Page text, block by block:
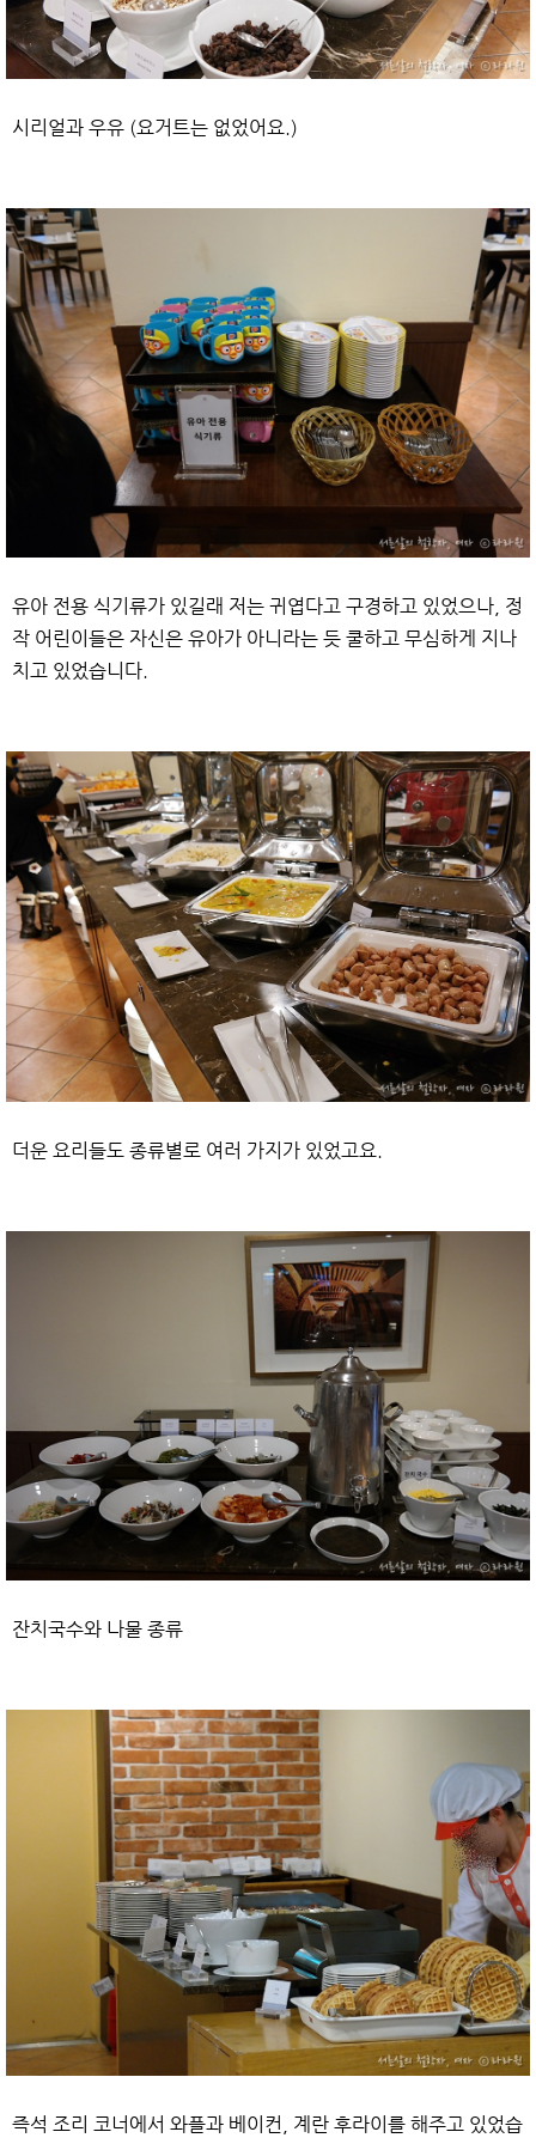
시리얼과 우유 (요거트는 없었어요.)
유아 전용 식기류가 있길래 저는 귀엽다고 구경하고 있었으나, 정
작 어린이들은 자신은 유아가 아니라는 듯 쿨하고 무심하게 지나
치고 있었습니다.
더운 요리들도 종류별로 여러 가지가 있었고요.
잔치국수와 나물 종류
즉석 조리 코너에서 와플과 베이컨, 계란 후라이를 해주고 있었습